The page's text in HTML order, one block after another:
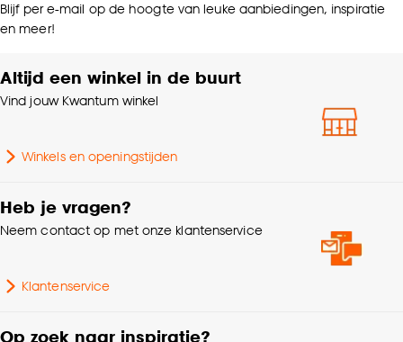
Blijf per e-mail op de hoogte van leuke aanbiedingen, inspiratie
en meer!
Altijd een winkel in de buurt
Vind jouw Kwantum winkel
Winkels en openingstijden
Heb je vragen?
Neem contact op met onze klantenservice
Klantenservice
Op zoek naar inspiratie?